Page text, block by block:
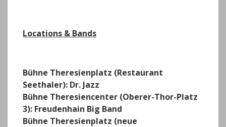
Locations & Bands
Bühne Theresienplatz (Restaurant
Seethaler): Dr. Jazz
Bühne Theresiencenter (Oberer-Thor-Platz
3): Freudenhain Big Band
Bühne Theresienplatz (neue